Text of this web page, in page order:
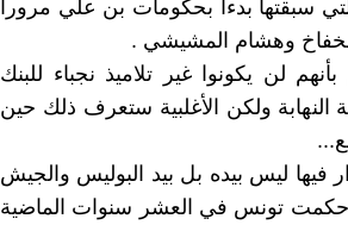
سبقتها بدءا بحكومات بن علي مرورا
وهشام المشيشي .
لن يكونوا غير تلاميذ نجباء للبنك
النهابة ولكن الأغلبية ستعرف ذلك حين
ليس بيده بل بيد البوليس والجيش
حكمت تونس في العشر سنوات الماضية